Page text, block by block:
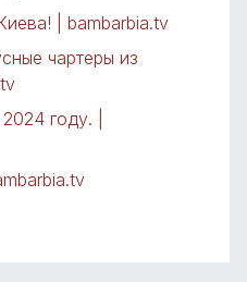
| bambarbia.tv
чартеры из
году. |